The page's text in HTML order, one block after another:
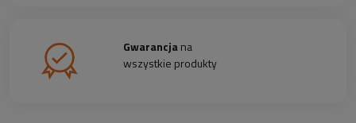
Gwarancjana
wszystkie produkty